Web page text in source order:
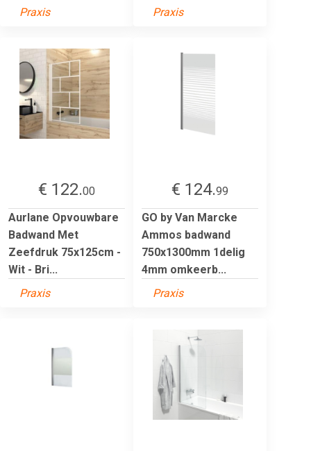
Praxis
Praxis
€ 122.00
Aurlane Opvouwbare
Badwand Met
Zeefdruk 75x125cm -
Wit - Bri...
Praxis
€ 124.99
GO by Van Marcke
Ammos badwand
750x1300mm 1delig
4mm omkeerb...
Praxis